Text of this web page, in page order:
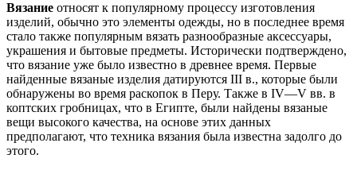
Вязание относят к популярному процессу изготовления
изделий, обычно это элементы одежды, но в последнее время
стало также популярным вязать разнообразные аксессуары,
украшения и бытовые предметы. Исторически подтверждено,
что вязание уже было известно в древнее время. Первые
найденные вязаные изделия датируются III в., которые были
обнаружены во время раскопок в Перу. Также в IV—V вв. в
коптских гробницах, что в Египте, были найдены вязаные
вещи высокого качества, на основе этих данных
предполагают, что техника вязания была известна задолго до
этого.